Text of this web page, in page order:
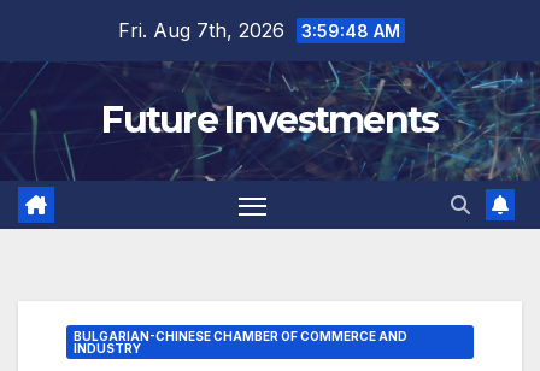
content
Fri. Aug 7th, 2026 3:59:49 AM
Future Investments
BULGARIAN-CHINESE CHAMBER OF COMMERCE AND
INDUSTRY